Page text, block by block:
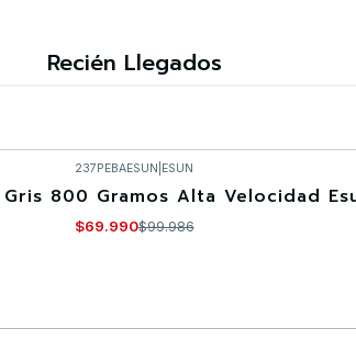
Recién Llegados
237PEBAESUN ESUN
Gris 800 Gramos Alta Velocidad
$69.990$99.986